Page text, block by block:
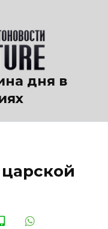
дня в